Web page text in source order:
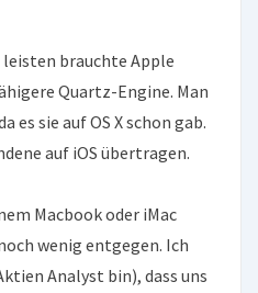
brauchte Apple
Quartz-Engine. Man
es sie auf OS X schon gab.
auf iOS übertragen.
Macbook oder iMac
wenig entgegen. Ich
Analyst bin), dass uns